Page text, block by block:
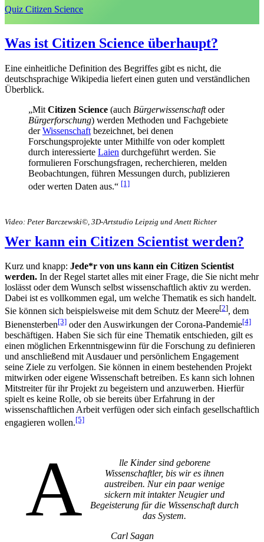
Quiz Citizen Science
Was ist Citizen Science überhaupt?
Eine einheitliche Definition des Begriffes gibt es nicht, die
deutschsprachige Wikipedia liefert einen guten und verständlichen
Überblick.
„Mit Citizen Science (auch Bürgerwissenschaftoder
Bürgerforschung) werden Methoden und Fachgebiete
derWissenschaft bezeichnet, bei denen
Forschungsprojekte unter Mithilfe von oder komplett
durch interessierte Laien durchgeführt werden. Sie
formulieren Forschungsfragen, recherchieren, melden
Beobachtungen, führen Messungen durch, publizieren
oder werten Daten aus.“ [1]
Video: Peter Barczewski©, 3D-Artstudio Leipzig und Anett Richter
Wer kann ein Citizen Scientist werden?
Kurz und knapp: Jede*r von uns kann ein Citizen Scientist
werden. In der Regel startet alles mit einer Frage, die Sie nicht mehr
loslässt oder dem Wunsch selbst wissenschaftlich aktiv zu werden.
Dabei ist es vollkommen egal, um welche Thematik es sich handelt.
Sie können sich beispielsweise mit dem Schutz der Meere[2], dem
Bienensterben[3] oder den Auswirkungen der Corona-Pandemie[4]
beschäftigen. Haben Sie sich für eine Thematik entschieden, gilt es
einen möglichen Erkenntnisgewinn für die Forschung zu definieren
und anschließend mit Ausdauer und persönlichem Engagement
seine Ziele zu verfolgen. Sie können in einem bestehenden Projekt
mitwirken oder eigene Wissenschaft betreiben. Es kann sich lohnen
Mitstreiter für ihr Projekt zu begeistern und anzuwerben. Hierfür
spielt es keine Rolle, ob sie bereits über Erfahrung in der
wissenschaftlichen Arbeit verfügen oder sich einfach gesellschaftlich
engagieren wollen.[5]
A
lle Kinder sind geborene
Wissenschaftler, bis wir es ihnen
austreiben. Nur ein paar wenige
sickern mit intakter Neugier und
Begeisterung für die Wissenschaft durch
das System.
Carl Sagan